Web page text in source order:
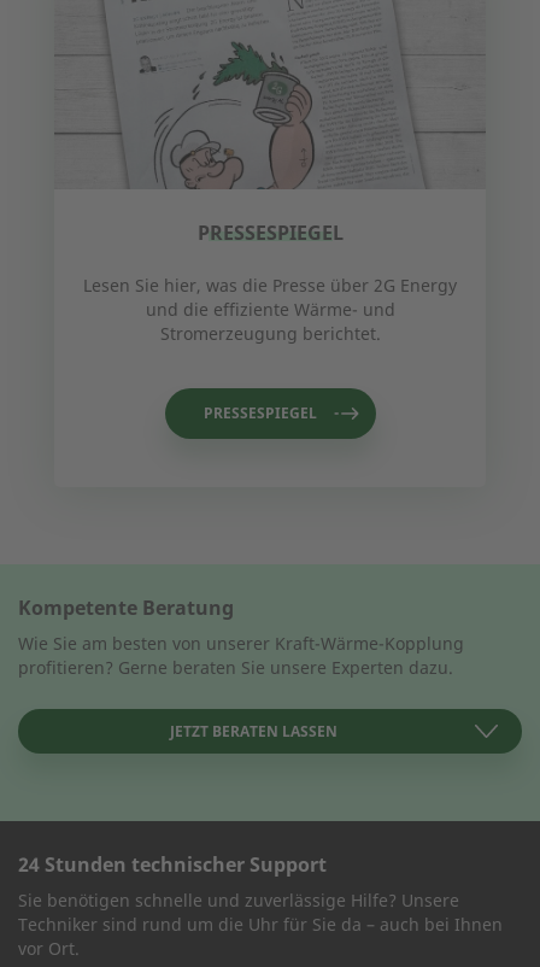
PRESSESPIEGEL
Lesen Sie hier, was die Presse über 2G Energy
und die effiziente Wärme- und
Stromerzeugung berichtet.
PRESSESPIEGEL
Kompetente Beratung
Wie Sie am besten von unserer Kraft-Wärme-Kopplung
profitieren? Gerne beraten Sie unsere Experten dazu.
JETZT BERATEN LASSEN
KONTAKT AUFNEHMEN
Wie können wir Ihnen helfen?
24 Stunden technischer Support
Sie benötigen schnelle und zuverlässige Hilfe? Unsere
Techniker sind rund um die Uhr für Sie da – auch bei Ihnen
vor Ort.